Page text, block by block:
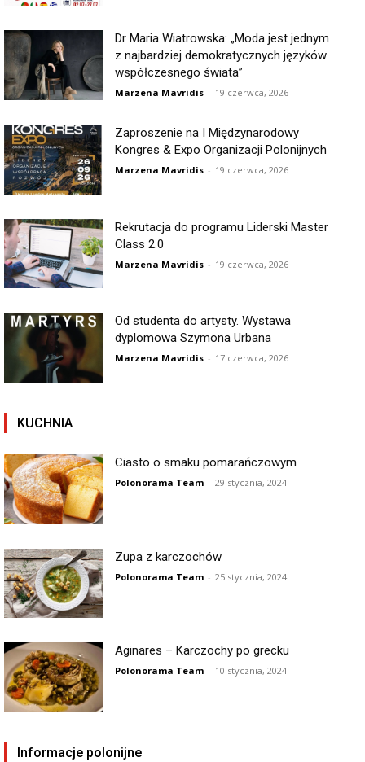
Dr Maria Wiatrowska: „Moda jest jednym
z najbardziej demokratycznych języków
współczesnego świata”
Marzena Mavridis - 19 czerwca, 2026
Zaproszenie na I Międzynarodowy
Kongres & Expo Organizacji Polonijnych
Marzena Mavridis - 19 czerwca, 2026
Rekrutacja do programu Liderski Master
Class 2.0
Marzena Mavridis - 19 czerwca, 2026
Od studenta do artysty. Wystawa
dyplomowa Szymona Urbana
Marzena Mavridis - 17 czerwca, 2026
KUCHNIA
Ciasto o smaku pomarańczowym
Polonorama Team - 29 stycznia, 2024
Zupa z karczochów
Polonorama Team - 25 stycznia, 2024
Aginares – Karczochy po grecku
Polonorama Team - 10 stycznia, 2024
Informacje polonijne